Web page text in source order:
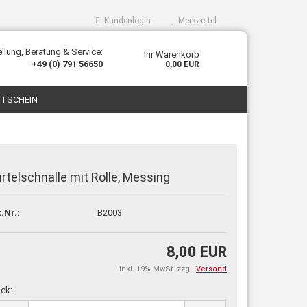
Kundenlogin Merkzettel
Beratung & Service:
+49 (0) 791 56650
Ihr Warenkorb
0,00 EUR
mit Rolle, Messing
B2003
8,00 EUR
inkl. 19% MwSt. zzgl. Versand